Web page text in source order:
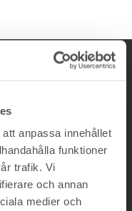
anpassa innehållet
funktioner
trafik. Vi
och annan
medier och